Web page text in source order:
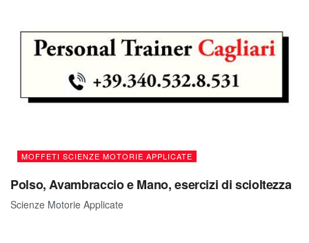
MOFFETI SCIENZE MOTORIE APPLICATE
Polso, Avambraccio e Mano, esercizi di scioltezza
Scienze Motorie Applicate